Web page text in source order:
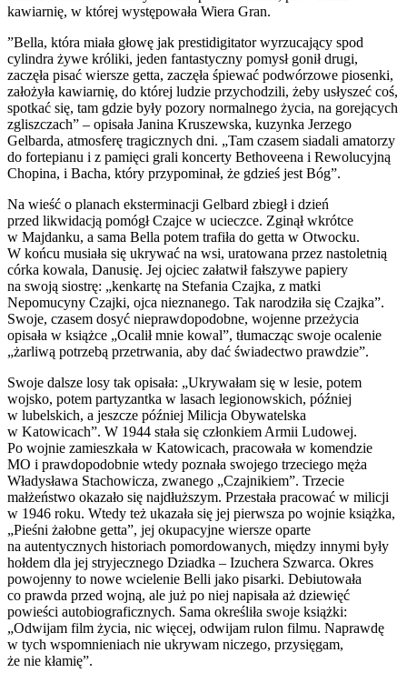
kawiarnię, w której występowała Wiera Gran.
”Bella, która miała głowę jak prestidigitator wyrzucający spod
cylindra żywe króliki, jeden fantastyczny pomysł gonił drugi,
zaczęła pisać wiersze getta, zaczęła śpiewać podwórzowe piosenki,
założyła kawiarnię, do której ludzie przychodzili, żeby usłyszeć coś,
spotkać się, tam gdzie były pozory normalnego życia, na gorejących
zgliszczach” – opisała Janina Kruszewska, kuzynka Jerzego
Gelbarda, atmosferę tragicznych dni. „Tam czasem siadali amatorzy
do fortepianu i z pamięci grali koncerty Bethoveena i Rewolucyjną
Chopina, i Bacha, który przypominał, że gdzieś jest Bóg”.
Na wieść o planach eksterminacji Gelbard zbiegł i dzień
przed likwidacją pomógł Czajce w ucieczce. Zginął wkrótce
w Majdanku, a sama Bella potem trafiła do getta w Otwocku.
W końcu musiała się ukrywać na wsi, uratowana przez nastoletnią
córka kowala, Danusię. Jej ojciec załatwił fałszywe papiery
na swoją siostrę: „kenkartę na Stefania Czajka, z matki
Nepomucyny Czajki, ojca nieznanego. Tak narodziła się Czajka”.
Swoje, czasem dosyć nieprawdopodobne, wojenne przeżycia
opisała w książce „Ocalił mnie kowal”, tłumacząc swoje ocalenie
„żarliwą potrzebą przetrwania, aby dać świadectwo prawdzie”.
Swoje dalsze losy tak opisała: „Ukrywałam się w lesie, potem
wojsko, potem partyzantka w lasach legionowskich, później
w lubelskich, a jeszcze później Milicja Obywatelska
w Katowicach”. W 1944 stała się członkiem Armii Ludowej.
Po wojnie zamieszkała w Katowicach, pracowała w komendzie
MO i prawdopodobnie wtedy poznała swojego trzeciego męża
Władysława Stachowicza, zwanego „Czajnikiem”. Trzecie
małżeństwo okazało się najdłuższym. Przestała pracować w milicji
w 1946 roku. Wtedy też ukazała się jej pierwsza po wojnie książka,
„Pieśni żałobne getta”, jej okupacyjne wiersze oparte
na autentycznych historiach pomordowanych, między innymi były
hołdem dla jej stryjecznego Dziadka – Izuchera Szwarca. Okres
powojenny to nowe wcielenie Belli jako pisarki. Debiutowała
co prawda przed wojną, ale już po niej napisała aż dziewięć
powieści autobiograficznych. Sama określiła swoje książki:
„Odwijam film życia, nic więcej, odwijam rulon filmu. Naprawdę
w tych wspomnieniach nie ukrywam niczego, przysięgam,
że nie kłamię”.